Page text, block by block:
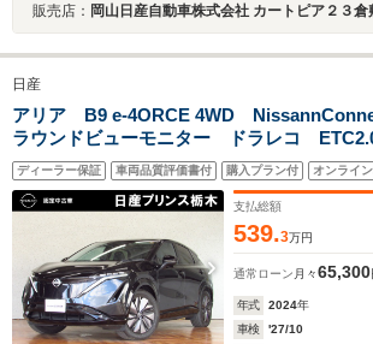
販売店： 岡山日産自動車株式会社 カートピア２３倉
日産
アリア B9 e-4ORCE 4WD
ラウンドビューモニター ドラレコ
ディーラー保証 車両品質評価書付 購入プラン付 オンライ
支払総額
539.3万円
通常ローン 月々65,300
年式 2024年
車検
'27/10